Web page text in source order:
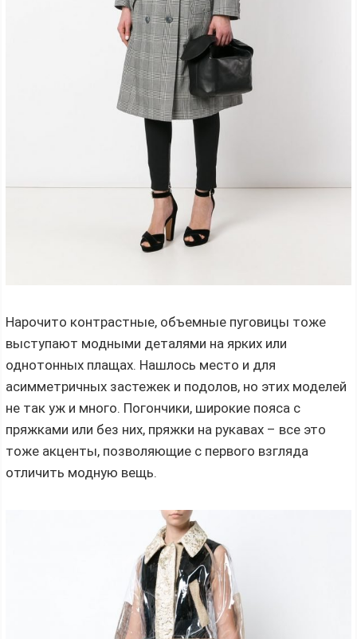
Нарочито контрастные, объемные пуговицы тоже
выступают модными деталями на ярких или
однотонных плащах. Нашлось место и для
асимметричных застежек и подолов, но этих моделей
не так уж и много. Погончики, широкие пояса с
пряжками или без них, пряжки на рукавах – все это
тоже акценты, позволяющие с первого взгляда
отличить модную вещь.